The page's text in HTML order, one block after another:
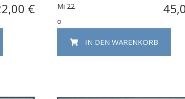
€ Mi 22
o
IN DEN WARENKORB